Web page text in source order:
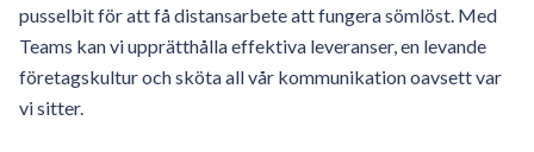
pusselbit för att få distansarbete att fungera sömlöst. Med
Teams kan vi upprätthålla effektiva leveranser, en levande
företagskultur och sköta all vår kommunikation oavsett var
vi sitter.